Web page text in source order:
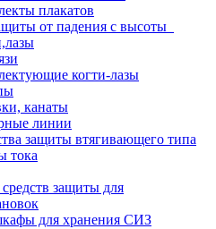
плакатов
от падения с высоты
когти-лазы
канаты
линии
защиты втягивающего типа
тока
защиты для
для хранения СИЗ